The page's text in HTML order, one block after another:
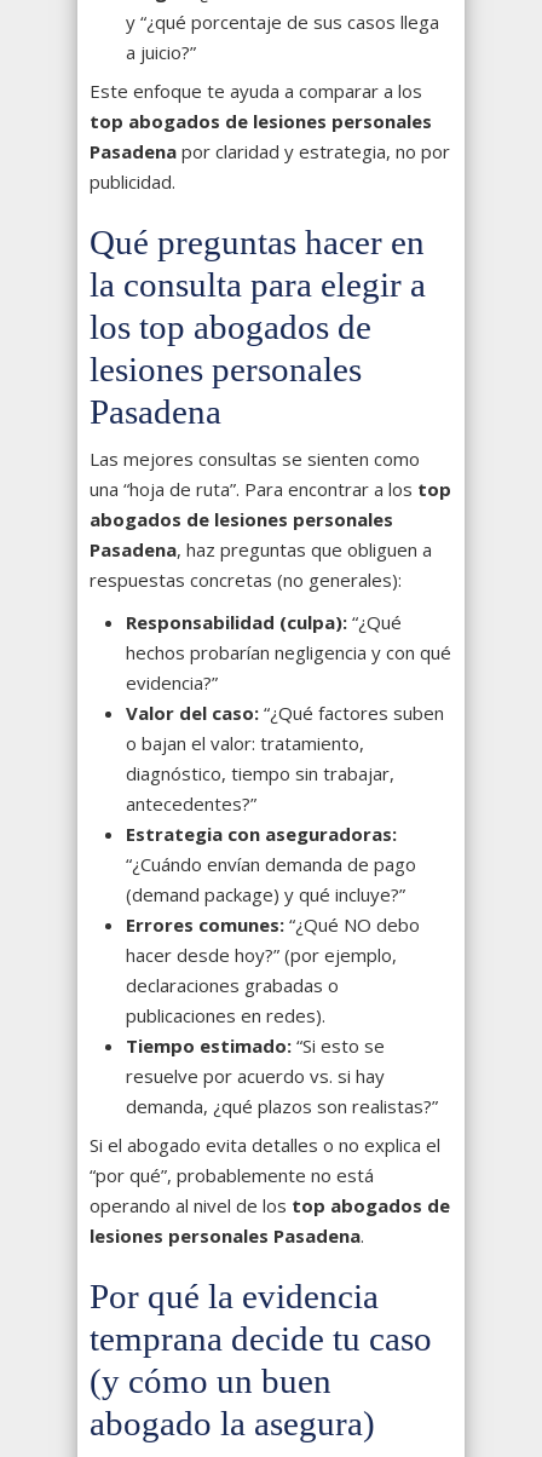
y “¿qué porcentaje de sus casos llega
a juicio?”
Este enfoque te ayuda a comparar a los
top abogados de lesiones personales
Pasadena por claridad y estrategia, no por
publicidad.
Qué preguntas hacer en
la consulta para elegir a
los top abogados de
lesiones personales
Pasadena
Las mejores consultas se sienten como
una “hoja de ruta”. Para encontrar a los top
abogados de lesiones personales
Pasadena, haz preguntas que obliguen a
respuestas concretas (no generales):
Responsabilidad (culpa): “¿Qué
hechos probarían negligencia y con qué
evidencia?”
Valor del caso: “¿Qué factores suben
o bajan el valor: tratamiento,
diagnóstico, tiempo sin trabajar,
antecedentes?”
Estrategia con aseguradoras:
“¿Cuándo envían demanda de pago
(demand package) y qué incluye?”
Errores comunes: “¿Qué NO debo
hacer desde hoy?” (por ejemplo,
declaraciones grabadas o
publicaciones en redes).
Tiempo estimado: “Si esto se
resuelve por acuerdo vs. si hay
demanda, ¿qué plazos son realistas?”
Si el abogado evita detalles o no explica el
“por qué”, probablemente no está
operando al nivel de los top abogados de
lesiones personales Pasadena.
Por qué la evidencia
temprana decide tu caso
(y cómo un buen
abogado la asegura)